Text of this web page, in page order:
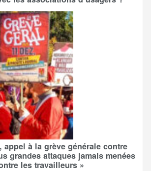
appel à la grève générale contre
grandes attaques jamais menées
les travailleurs »